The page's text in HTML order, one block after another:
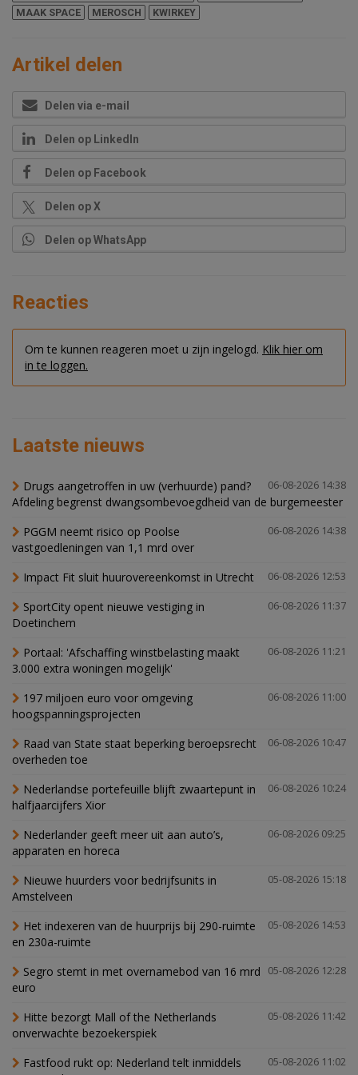
MAAK SPACE
MEROSCH KWIRKEY
Artikel delen
Delen via e-mail
Delen op LinkedIn
Delen op Facebook
Delen op X
Delen op WhatsApp
Reacties
Om te kunnen reageren moet u zijn ingelogd. Klik hier om
in te loggen.
Laatste nieuws
06-08-2026 14:38
Drugs aangetroffen in uw (verhuurde) pand?
Afdeling begrenst dwangsombevoegdheid van de burgemeester
06-08-2026 14:38
PGGM neemt risico op Poolse
vastgoedleningen van 1,1 mrd over
06-08-2026 12:53
Impact Fit sluit huurovereenkomst in Utrecht
06-08-2026 11:37
SportCity opent nieuwe vestiging in
Doetinchem
06-08-2026 11:21
Portaal: 'Afschaffing winstbelasting maakt
3.000 extra woningen mogelijk'
06-08-2026 11:00
197 miljoen euro voor omgeving
hoogspanningsprojecten
06-08-2026 10:47
Raad van State staat beperking beroepsrecht
overheden toe
06-08-2026 10:24
Nederlandse portefeuille blijft zwaartepunt in
halfjaarcijfers Xior
06-08-2026 09:25
Nederlander geeft meer uit aan auto’s,
apparaten en horeca
05-08-2026 15:18
Nieuwe huurders voor bedrijfsunits in
Amstelveen
05-08-2026 14:53
Het indexeren van de huurprijs bij 290-ruimte
en 230a-ruimte
05-08-2026 12:28
Segro stemt in met overnamebod van 16 mrd
euro
05-08-2026 11:42
Hitte bezorgt Mall of the Netherlands
onverwachte bezoekerspiek
05-08-2026 11:02
Fastfood rukt op: Nederland telt inmiddels